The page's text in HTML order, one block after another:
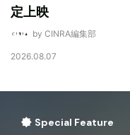
定上映
by CINRA編集部
2026.08.07
Special Feature